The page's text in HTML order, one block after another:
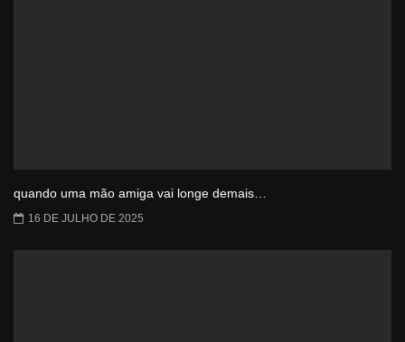
quando uma mão amiga vai longe demais…
16 DE JULHO DE 2025